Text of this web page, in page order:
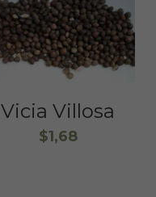
Vicia Villosa
$1,68